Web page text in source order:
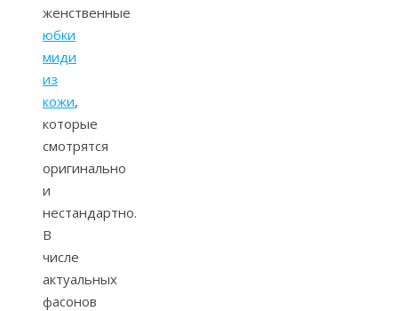
женственные
юбки
миди
из
кожи,
которые
смотрятся
оригинально
и
нестандартно.
В
числе
актуальных
фасонов